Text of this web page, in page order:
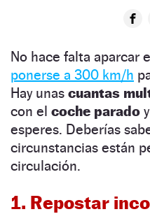
No hace falta aparcar
ponerse a 300 km/h
Hay unas cuantas
con el coche parado
esperes. Deberías
circunstancias están
circulación.
1. Repostar